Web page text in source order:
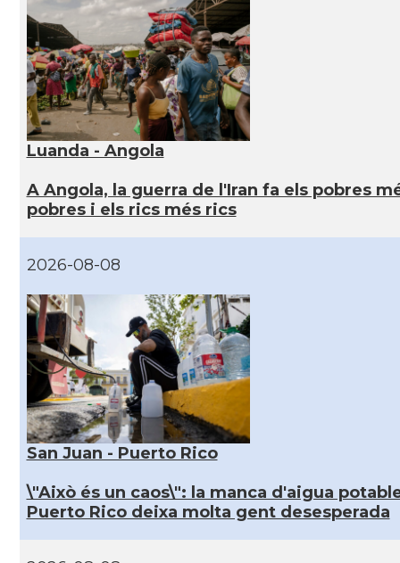
Luanda - Angola
A Angola, la guerra de l'Iran fa els pobres
pobres i els rics més rics
2026-08-08
San Juan - Puerto Rico
\"Això és un caos\": la manca d'aigua
Puerto Rico deixa molta gent desesperada